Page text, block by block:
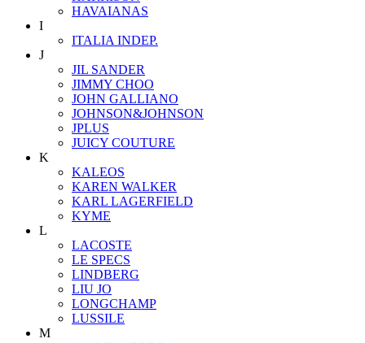
HAVAIANAS
I
ITALIA INDEP.
J
JIL SANDER
JIMMY CHOO
JOHN GALLIANO
JOHNSON&JOHNSON
JPLUS
JUICY COUTURE
K
KALEOS
KAREN WALKER
KARL LAGERFIELD
KYME
L
LACOSTE
LE SPECS
LINDBERG
LIU JO
LONGCHAMP
LUSSILE
M